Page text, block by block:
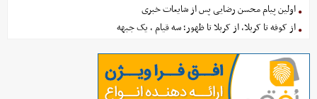
اولین پیام محسن رضایی پس از شایعات خبری
از کوفه تا کربلا، از کربلا تا ظهور؛ سه قیام ، یک جبهه